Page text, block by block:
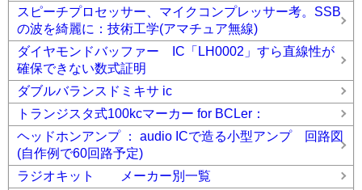
スピーチプロセッサー、マイクコンプレッサー考。SSB
の波を綺麗に：技術工学(アマチュア無線)
ダイヤモンドバッファー IC「LH0002」すら直線性が
確保できない数式証明
ダブルバランスドミキサ ic
トランジスタ式100kcマーカー for BCLer：
ヘッドホンアンプ ： audio ICで造る小型アンプ 回路図
(自作例で60回路予定)
ラジオキット メーカー別一覧